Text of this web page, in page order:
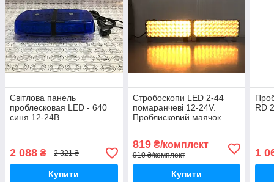
Світлова панель
проблесковая LED - 640
синя 12-24В.
2 088 ₴ 2 321 ₴
Купити
Стробоскопи LED 2-44
помаранчеві 12-24V.
Проблисковий маячок
819₴/комплект
910 ₴/комплект
Купити
RD
1